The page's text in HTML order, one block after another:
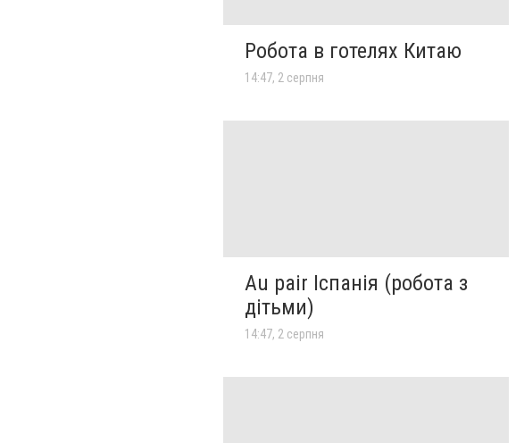
Робота в готелях Китаю
14:47, 2 серпня
Au pair Іспанія (робота з
дітьми)
14:47, 2 серпня